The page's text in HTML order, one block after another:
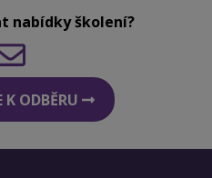
nabídky školení?
K ODBĚRU